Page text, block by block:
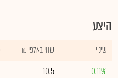
היצע
שינוי ₪ שווי באלפי
0.11%
10.5